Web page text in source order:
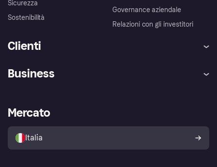
Sicurezza
Sostenibilità
Governance aziendale
Relazioni con gli investitori
Clienti
Esplora i negozi
Politica di protezione
dell'acquirente Klarna
Business
Accesso aziende
Mercato
Italia